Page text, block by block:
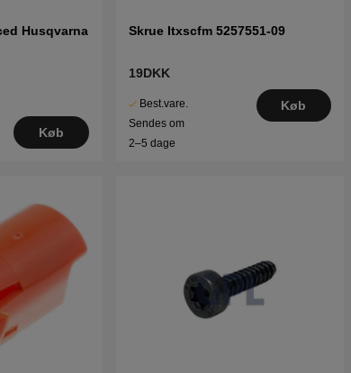
Husqvarna
Køb
Skrue Itxscfm 5257551-09
19DKK
Best.vare.
Sendes om
2–5 dage
Køb